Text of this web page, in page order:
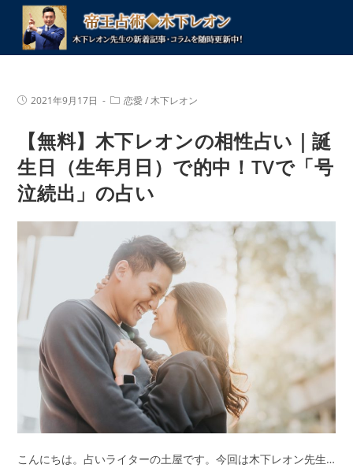
投 2021年9月17日
投
テ
ゴ
リ
ー:
恋愛 / 木下レオン
【無料】木下レオンの相性占い｜誕
生日（生年月日）で的中！TVで「号
泣続出」の占い
こんにちは。占いライターの土屋です。今回は木下レオン先生…